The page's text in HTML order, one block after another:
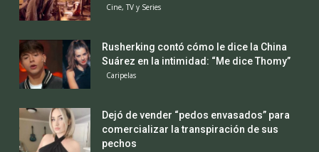
Cine, TV y Series
Rusherking contó cómo le dice la China
Suárez en la intimidad: “Me dice Thomy”
Caripelas
Dejó de vender “pedos envasados” para
comercializar la transpiración de sus
pechos